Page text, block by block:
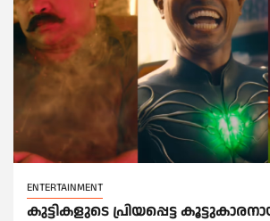
ENTERTAINMENT
കുട്ടികളുടെ പ്രിയപ്പെട്ട